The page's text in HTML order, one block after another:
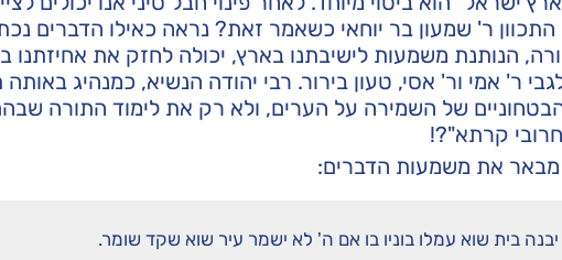
ר' שמעון בר יוחאי כשאמר זאת? נראה כאילו הדברים
הנותנת משמעות לישיבתנו בארץ, יכולה לחזק את אחיזתנו
ר' אמי ור' אסי, טעון בירור. רבי יהודה הנשיא, כמנהיג באותה
של השמירה על הערים, ולא רק את לימוד התורה
קרתא"?!
את משמעות הדברים:
בית שוא עמלו בוניו בו אם ה' לא ישמר עיר שוא שקד שומר.